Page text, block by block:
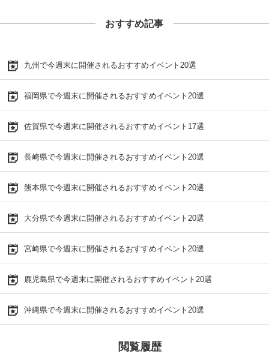
おすすめ記事
九州で今週末に開催されるおすすめイベント20選
福岡県で今週末に開催されるおすすめイベント20選
佐賀県で今週末に開催されるおすすめイベント17選
長崎県で今週末に開催されるおすすめイベント20選
熊本県で今週末に開催されるおすすめイベント20選
大分県で今週末に開催されるおすすめイベント20選
宮崎県で今週末に開催されるおすすめイベント20選
鹿児島県で今週末に開催されるおすすめイベント20選
沖縄県で今週末に開催されるおすすめイベント20選
閲覧履歴